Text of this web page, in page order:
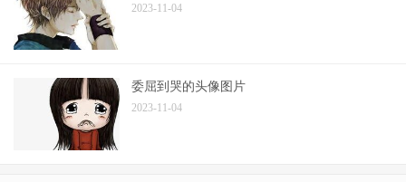
2023-11-04
委屈到哭的头像图片
2023-11-04